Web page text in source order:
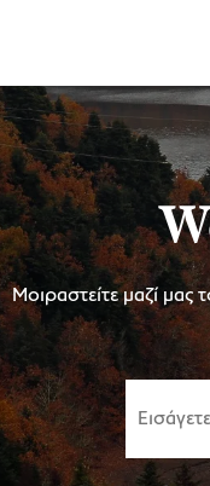
Μοιραστείτε μαζί μας